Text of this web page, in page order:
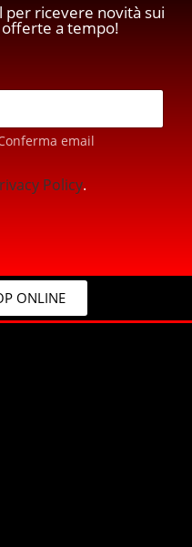
per ricevere novità sui
a tempo!
email
Policy.
ONLINE